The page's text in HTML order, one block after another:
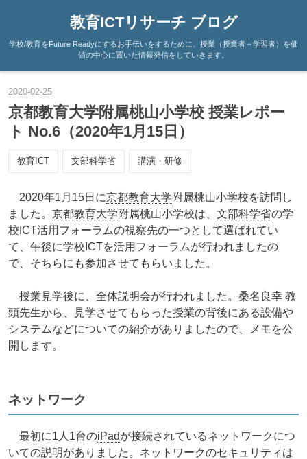
教育ICTリサーチ ブログ
学校/教育をFuture Readyにするお手伝いをするために、授業（授業者＋学習者）を価
値の中心に置いた情報発信をしていきます。
2020-02-25
京都教育大学附属桃山小学校 授業レポー
ト No.6（2020年1月15日）
教育ICT 文部科学省 講演・研修
2020年1月15日に京都教育大学附属桃山小学校を訪問し
ました。 京都教育大学附属桃山小学校は、 文部科学省の学
校ICT活用フォーラムの視察先の一つとして選ばれてい
て、午後に学校ICTを活用フォーラムが行われましたの
で、そちらにも参加させてもらいました。
授業見学後に、全体説明会が行われました。桑名良幸 教
頭先生から、見学させてもらった授業の背後にある設備や
システムなどについての紹介がありましたので、メモを公
開します。
ネットワーク
最初に1人1台のiPadが接続されているネットワークにつ
いての説明がありました。ネットワークのセキュリティは